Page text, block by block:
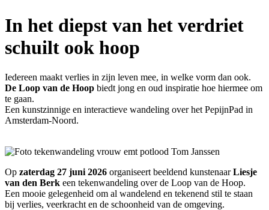
In het diepst van het verdriet
schuilt ook hoop
Iedereen maakt verlies in zijn leven mee, in welke vorm dan ook.
De Loop van de Hoop biedt jong en oud inspiratie hoe hiermee om
te gaan.
Een kunstzinnige en interactieve wandeling over het PepijnPad in
Amsterdam-Noord.
Op zaterdag 27 juni 2026 organiseert beeldend kunstenaarLiesje
van den Berk een tekenwandeling over de Loop van de Hoop.
Een mooie gelegenheid om al wandelend en tekenend stil te staan
bij verlies, veerkracht en de schoonheid van de omgeving.